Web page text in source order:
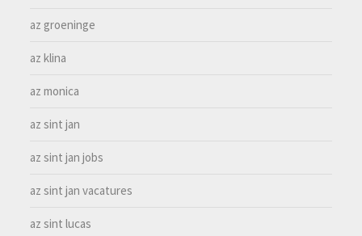
az groeninge
az klina
az monica
az sint jan
az sint jan jobs
az sint jan vacatures
az sint lucas